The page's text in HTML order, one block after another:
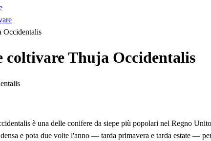
Occidentalis
coltivare Thuja Occidentalis
è una delle conifere da siepe più popolari nel Regno
e pota due volte l'anno — tarda primavera e tarda estate —